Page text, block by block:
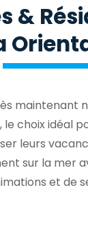
&
maintenant
le choix idéal
leurs
sur la mer
et de